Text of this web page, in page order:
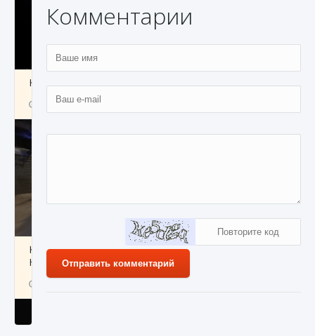
Как получить Thunder Egg в Stardew Valley
9 августа 2024
Как исправить неработающие награды For
Honor
Комментарии
Отправить комментарий